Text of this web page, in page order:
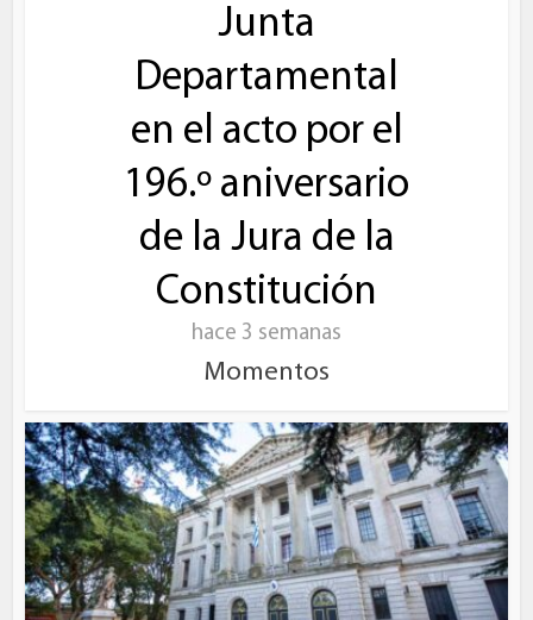
Junta
Departamental
en el acto por el
196.º aniversario
de la Jura de la
Constitución
hace 3 semanas
Momentos